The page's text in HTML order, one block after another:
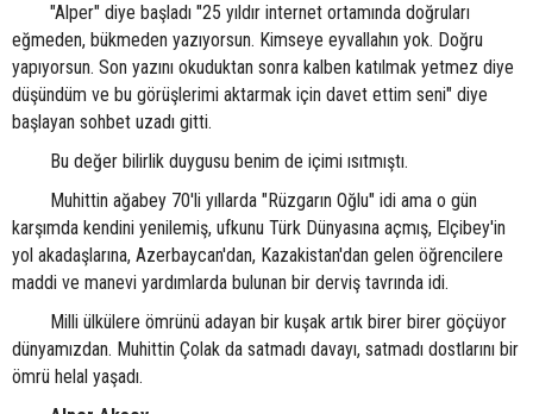
"Alper" diye başladı "25 yıldır internet ortamında doğruları
eğmeden, bükmeden yazıyorsun. Kimseye eyvallahın yok. Doğru
yapıyorsun. Son yazını okuduktan sonra kalben katılmak yetmez diye
düşündüm ve bu görüşlerimi aktarmak için davet ettim seni" diye
başlayan sohbet uzadı gitti.
Bu değer bilirlik duygusu benim de içimi ısıtmıştı.
Muhittin ağabey 70'li yıllarda "Rüzgarın Oğlu" idi ama o gün
karşımda kendini yenilemiş, ufkunu Türk Dünyasına açmış, Elçibey'in
yol akadaşlarına, Azerbaycan'dan, Kazakistan'dan gelen öğrencilere
maddi ve manevi yardımlarda bulunan bir derviş tavrında idi.
Milli ülkülere ömrünü adayan bir kuşak artık birer birer göçüyor
dünyamızdan. Muhittin Çolak da satmadı davayı, satmadı dostlarını bir
ömrü helal yaşadı.